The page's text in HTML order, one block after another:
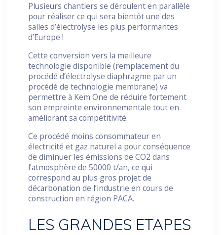
Plusieurs chantiers se déroulent en parallèle
pour réaliser ce qui sera bientôt une des
salles d’électrolyse les plus performantes
d’Europe !
Cette conversion vers la meilleure
technologie disponible (remplacement du
procédé d’électrolyse diaphragme par un
procédé de technologie membrane) va
permettre à Kem One de réduire fortement
son empreinte environnementale tout en
améliorant sa compétitivité.
Ce procédé moins consommateur en
électricité et gaz naturel a pour conséquence
de diminuer les émissions de CO2 dans
l’atmosphère de 50000 t/an, ce qui
correspond au plus gros projet de
décarbonation de l’industrie en cours de
construction en région PACA.
LES GRANDES ETAPES